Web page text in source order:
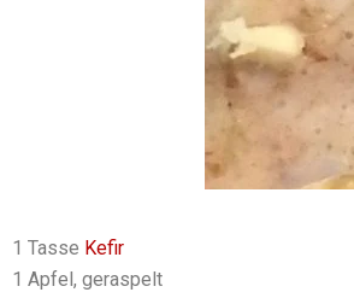
1 Tasse Kefir
1 Apfel, geraspelt